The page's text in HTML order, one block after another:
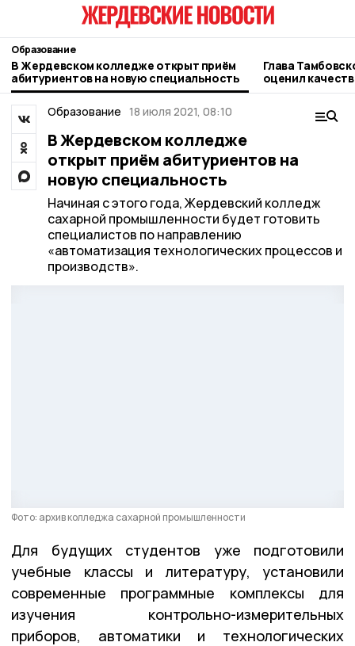
Образование
В Жердевском колледже открыт приём
абитуриентов на новую специальность
Глава
оценил
Жердевской
Образование 18 июля 2021, 08:10
В Жердевском колледже
открыт приём абитуриентов на
новую специальность
Начиная с этого года, Жердевский колледж
сахарной промышленности будет готовить
специалистов по направлению
«автоматизация технологических процессов и
производств».
Фото: архив колледжа сахарной промышленности
Для будущих студентов уже подготовили
учебные классы и литературу, установили
современные программные комплексы для
изучения контрольно-измерительных
приборов, автоматики и технологических